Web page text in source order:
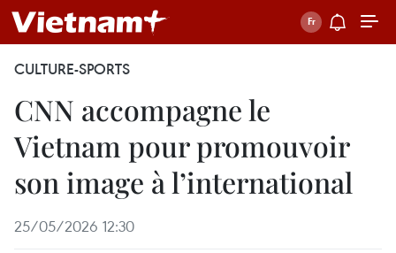
CULTURE-SPORTS
CNN accompagne le
Vietnam pour promouvoir
son image à l’international
25/05/2026 12:30